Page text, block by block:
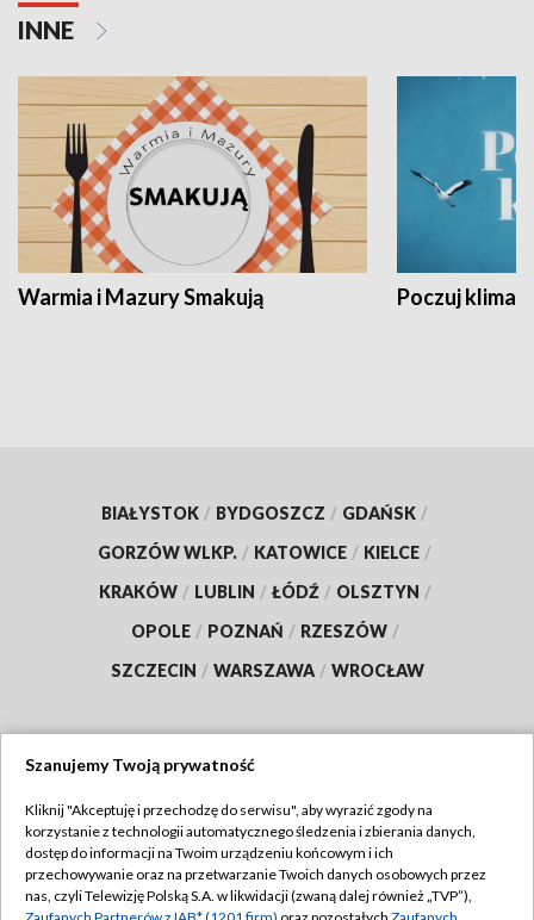
INNE
Warmia i Mazury Smakują Poczuj klimat
BIAŁYSTOK / BYDGOSZCZ / GDAŃSK /
GORZÓW WLKP. / KATOWICE / KIELCE /
KRAKÓW / LUBLIN / ŁÓDŹ / OLSZTYN /
OPOLE / POZNAŃ / RZESZÓW /
SZCZECIN / WARSZAWA / WROCŁAW
TVP
Abonament TVP
Emisja w TVP
Regulamin TVP
Szanujemy Twoją prywatność
Kliknij "Akceptuję i przechodzę do serwisu", aby wyrazić zgody na
korzystanie z technologii automatycznego śledzenia i zbierania danych,
dostęp do informacji na Twoim urządzeniu końcowym i ich
przechowywanie oraz na przetwarzanie Twoich danych osobowych przez
nas, czyli Telewizję Polską S.A. w likwidacji (zwaną dalej również „TVP”),